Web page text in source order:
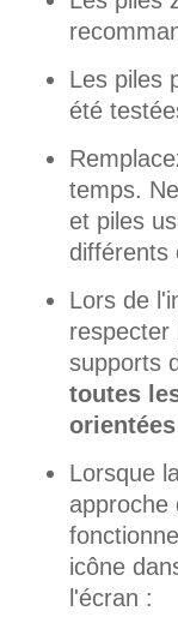
Les piles
été
temps.
et piles
différents
Lors de
respecter
supports
toutes
Lorsque
approche
icône
l'écran :